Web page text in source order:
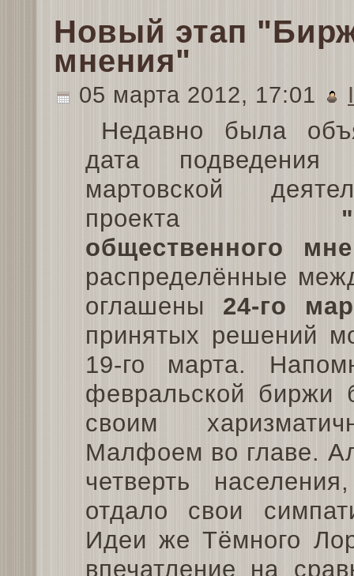
Новый этап
мнения"
05 марта 2012, 17:01
Недавно была
дата подведения
мартовской
проекта
общественного
распределённые
оглашены 24-го
принятых решений
19-го марта.
февральской биржи
своим
Малфоем во главе.
четверть
отдало свои
Идеи же Тёмного
впечатление на